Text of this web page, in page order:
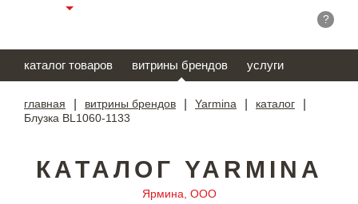
?
каталог товаров витрины брендов услуги
главная витрины брендов Yarmina каталог
Блузка BL1060-1133
КАТАЛОГ YARMINA
Ярмина, ООО